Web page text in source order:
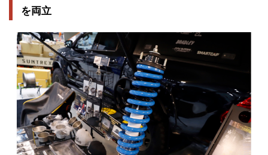
を両立